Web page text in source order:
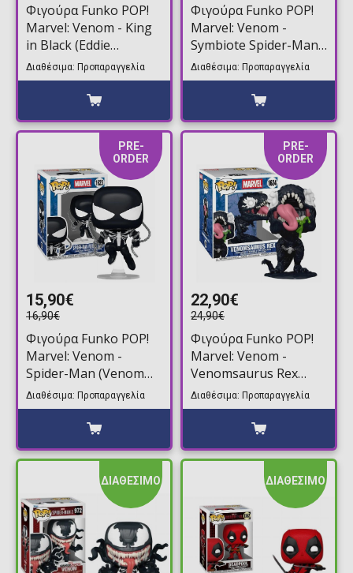
Φιγούρα Funko POP!
Marvel: Venom - King
in Black (Eddie
Brock)#1622
Διαθέσιμα: Προπαραγγελία
Φιγούρα Funko POP!
Marvel: Venom -
Symbiote Spider-Man
2099 #1621
Διαθέσιμα: Προπαραγγελία
PRE-
ORDER
15,90€
16,90€
Φιγούρα Funko POP!
Marvel: Venom -
Spider-Man (Venom
War) #1623
Διαθέσιμα: Προπαραγγελία
PRE-
ORDER
22,90€
24,90€
Φιγούρα Funko POP!
Marvel: Venom -
Venomsaurus Rex
#1624 Supersized
Διαθέσιμα: Προπαραγγελία
ΔΙΑΘΕΣΙΜΟ ΔΙΑΘΕΣΙΜΟ